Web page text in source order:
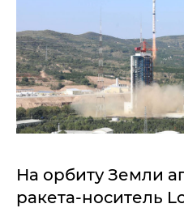
На орбиту Земли
ракета-носитель